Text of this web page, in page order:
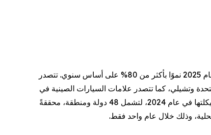
تعمل JETOUR حاليًا في 100 دولة ومنطقة من خلال أكثر من 2,000 نقطة بيع وخدمة، وسجلت مبيعاتها في الشرق الأوسط خلال عام 2025 نموًا بأكثر من 80% على أساس سنوي. تتصدر
وتشيلي، كما تتصدر علامات السيارات الصينية في
فئة سيارات الدفع الرباعي الرياضية (SUV) في 15 سوقًا، من بينها المملكة العربية السعودية. توسعت علامة SOUEAST، بعد إعادة هيكلتها في عام 2024، لتشمل 48 دولة ومنطقة، محققةً
وذلك خلال عام واحد فقط.